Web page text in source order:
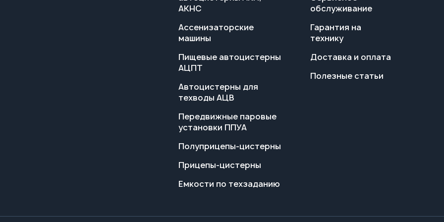
машины
Пищевые автоцистерны
АЦПТ
Автоцистерны для
техводы АЦВ
Передвижные паровые
установки ППУА
Полуприцепы-цистерны
Прицепы-цистерны
Емкости по техзаданию
технику
Доставка и оплата
Полезные статьи
© ООО НТЦ «Таганай-Авто», 2026 Политика конфиденциальности